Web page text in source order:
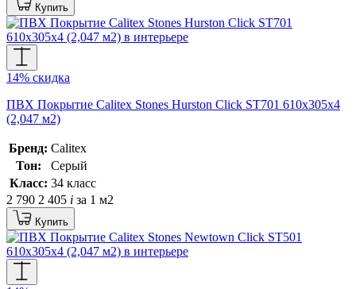
Купить
14% скидка
ПВХ Покрытие Calitex Stones Hurston Click ST701 610x305x4
(2,047 м2)
Бренд: Calitex
Тон:
Серый
Класс: 34 класс
2 790 2 405 i за 1 м2
Купить